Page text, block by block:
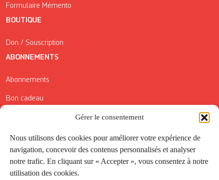
Gérer le consentement
Nous utilisons des cookies pour améliorer votre expérience de
navigation, concevoir des contenus personnalisés et analyser
notre trafic. En cliquant sur « Accepter », vous consentez à notre
utilisation des cookies.
Formulaire Mémento
BOUTIQUE
Don / Souscription
ABONNEMENTS
Abonnements
Bon cadeau
Conditions générales de vente
Réductions de la Carte Côté Courrier
Application